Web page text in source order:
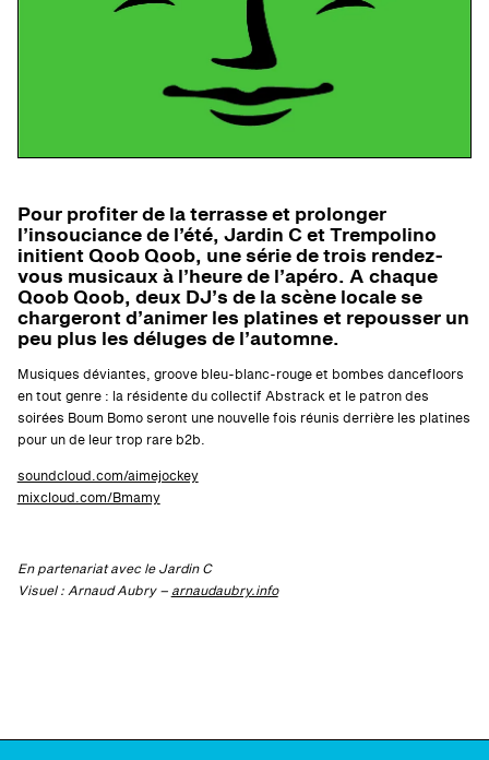
Pour profiter de la terrasse et prolonger
l’insouciance de l’été, Jardin C et Trempolino
initient Qoob Qoob, une série de trois rendez-
vous musicaux à l’heure de l’apéro. A chaque
Qoob Qoob, deux DJ’s de la scène locale se
chargeront d’animer les platines et repousser un
peu plus les déluges de l’automne.
Musiques déviantes, groove bleu-blanc-rouge et bombes dancefloors
en tout genre : la résidente du collectif Abstrack et le patron des
soirées Boum Bomo seront une nouvelle fois réunis derrière les platines
pour un de leur trop rare b2b.
soundcloud.com/aimejockey
mixcloud.com/Bmamy
En partenariat avec le Jardin C
Visuel : Arnaud Aubry – arnaudaubry.info